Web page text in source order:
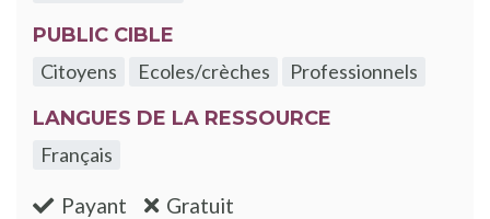
PUBLIC CIBLE
Citoyens
Ecoles/crèches
Professionnels
LANGUES DE LA RESSOURCE
Français
Payant :non Gratuit